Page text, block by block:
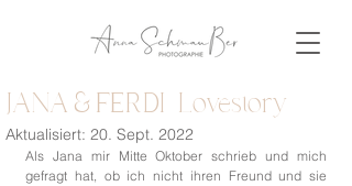
JANA & FERDI | Lovestory
Aktualisiert: 20. Sept. 2022
Als Jana mir Mitte Oktober schrieb und mich
gefragt hat, ob ich nicht ihren Freund und sie